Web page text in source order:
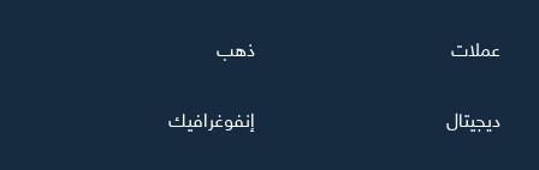
عملات ذهب
ديجيتال إنفوغرافيك